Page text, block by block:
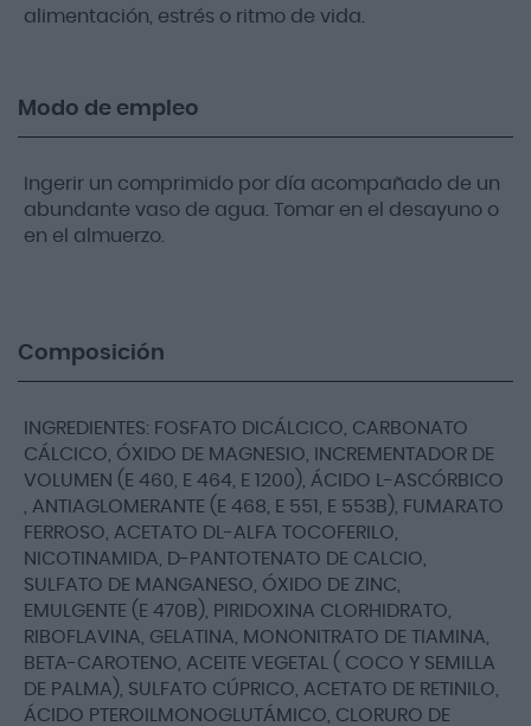
alimentación, estrés o ritmo de vida.
Modo de empleo
Ingerir un comprimido por día acompañado de un
abundante vaso de agua. Tomar en el desayuno o
en el almuerzo.
Composición
INGREDIENTES: FOSFATO DICÁLCICO, CARBONATO
CÁLCICO, ÓXIDO DE MAGNESIO, INCREMENTADOR DE
VOLUMEN (E 460, E 464, E 1200), ÁCIDO L-ASCÓRBICO
, ANTIAGLOMERANTE (E 468, E 551, E 553B), FUMARATO
FERROSO, ACETATO DL-ALFA TOCOFERILO,
NICOTINAMIDA, D-PANTOTENATO DE CALCIO,
SULFATO DE MANGANESO, ÓXIDO DE ZINC,
EMULGENTE (E 470B), PIRIDOXINA CLORHIDRATO,
RIBOFLAVINA, GELATINA, MONONITRATO DE TIAMINA,
BETA-CAROTENO, ACEITE VEGETAL ( COCO Y SEMILLA
DE PALMA), SULFATO CÚPRICO, ACETATO DE RETINILO,
ÁCIDO PTEROILMONOGLUTÁMICO, CLORURO DE